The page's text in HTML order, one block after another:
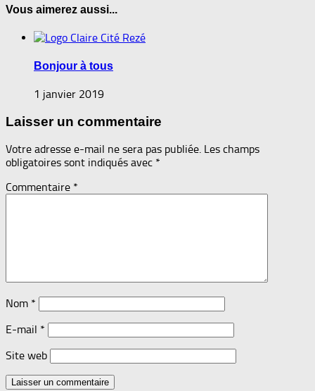
Vous aimerez aussi...
Bonjour à tous
1 janvier 2019
Laisser un commentaire
Votre adresse e-mail ne sera pas publiée. Les champs
obligatoires sont indiqués avec *
Commentaire *
Nom *
E-mail *
Site web